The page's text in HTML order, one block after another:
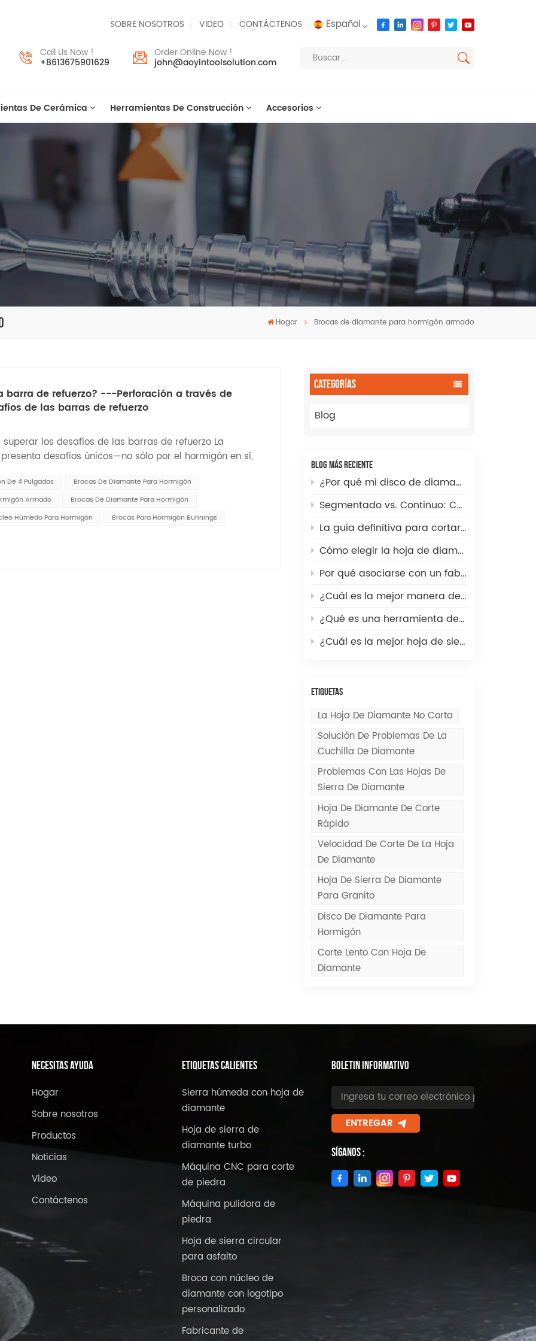
SOBRE NOSOTROS VIDEO CONTÁCTENOS Español
русский
Call Us Now !
+8613675901629
Order Online Now !
john@aoyintoolsolution.com
De Cerámica Herramientas De Construcción Accesorios
Hogar Brocas de diamante para hormigón armado
CATEGORÍAS
Blog
BLOG MÁS RECIENTE
¿Por qué mi disco de diamante corta lentamente? Guía completa para la solución de problemas y la optimización de la velocidad.
Segmentado vs. Continuo: Cómo elegir la punta de fresa de diamante incremental CNC adecuada para cortes de fregaderos perfectos
La guía definitiva para cortar agujeros grandes en baldosas de piedra sinterizada, vidrio y porcelana.
Cómo elegir la hoja de diamante adecuada para asfalto frente a hormigón: Guía técnica del distribuidor
Por qué asociarse con un fabricante de discos de diamante de primera calidad es la clave del crecimiento para los distribuidores de herramientas para piedra.
¿Cuál es la mejor manera de cortar una pared de hormigón?
¿Qué es una herramienta de fresado CNC? Un vistazo rápido a la práctica herramienta de mecanizado de precisión.
¿Cuál es la mejor hoja de sierra para cortar piedra?
ETIQUETAS
La Hoja De Diamante No Corta
Solución De Problemas De La
Cuchilla De Diamante
Problemas Con Las Hojas De
Sierra De Diamante
Hoja De Diamante De Corte
Rápido
Velocidad De Corte De La Hoja
De Diamante
Hoja De Sierra De Diamante
Para Granito
Disco De Diamante Para
Hormigón
Corte Lento Con Hoja De
Diamante
de refuerzo? ---Perforación a través de
de las barras de refuerzo
los desafíos de las barras de refuerzo La
desafíos únicos—no sólo por el hormigón en sí,
De 4 Pulgadas
Brocas De Diamante Para Hormigón
Armado
Brocas De Diamante Para Hormigón
Húmedo Para Hormigón Brocas Para Hormigón Bunnings
NECESITAS AYUDA
Hogar
Sobre nosotros
Productos
Noticias
Video
Contáctenos
ETIQUETAS CALIENTES
Sierra húmeda con hoja de
diamante
Hoja de sierra de
diamante turbo
Máquina CNC para corte
de piedra
Máquina pulidora de
piedra
Hoja de sierra circular
para asfalto
Broca con núcleo de
diamante con logotipo
personalizado
Fabricante de
BOLETIN INFORMATIVO
ENTREGAR
Síganos :